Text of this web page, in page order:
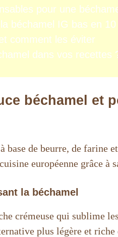
pour une
béchamel IG bas en
comment les éviter
dans vos recettes
béchamel
base de beurre, de
européenne grâce à
la béchamel
crémeuse qui sublime
plus légère et riche